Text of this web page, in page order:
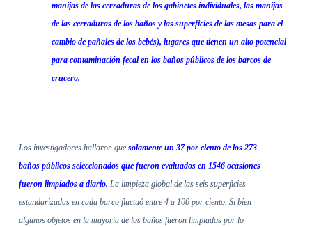
manijas de las cerraduras de los gabinetes individuales, las manijas
de las cerraduras de los baños y las superficies de las mesas para el
cambio de pañales de los bebés), lugares que tienen un alto potencial
para contaminación fecal en los baños públicos de los barcos de
crucero.
Los investigadores hallaron que solamente un 37 por ciento de los 273
baños públicos seleccionados que fueron evaluados en 1546 ocasiones
fueron limpiados a diario. La limpieza global de las seis superficies
estandarizadas en cada barco fluctuó entre 4 a 100 por ciento. Si bien
algunos objetos en la mayoría de los baños fueron limpiados por lo